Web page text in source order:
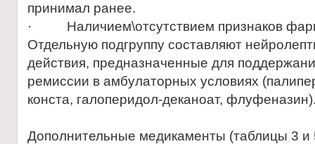
принимал ранее.
· Наличием\отсутствием признаков
Отдельную подгруппу составляют
действия, предназначенные для
ремиссии в амбулаторных условиях
конста, галоперидол-деканоат,
Дополнительные медикаменты (таблицы 3 и